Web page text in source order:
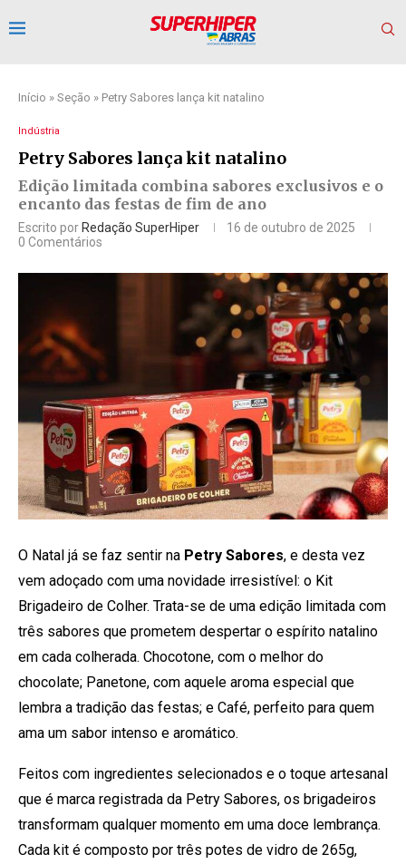
Início » Seção » Petry Sabores lança kit natalino
Indústria
Petry Sabores lança kit natalino
Edição limitada combina sabores exclusivos e o
encanto das festas de fim de ano
Escrito porRedação SuperHiper
16 de outubro de 2025
0 Comentários
O Natal já se faz sentir na Petry Sabores, e desta vez
vem adoçado com uma novidade irresistível: o Kit
Brigadeiro de Colher. Trata-se de uma edição limitada com
três sabores que prometem despertar o espírito natalino
em cada colherada. Chocotone, com o melhor do
chocolate; Panetone, com aquele aroma especial que
lembra a tradição das festas; e Café, perfeito para quem
ama um sabor intenso e aromático.
Feitos com ingredientes selecionados e o toque artesanal
que é marca registrada da Petry Sabores, os brigadeiros
transformam qualquer momento em uma doce lembrança.
Cada kit é composto por três potes de vidro de 265g,